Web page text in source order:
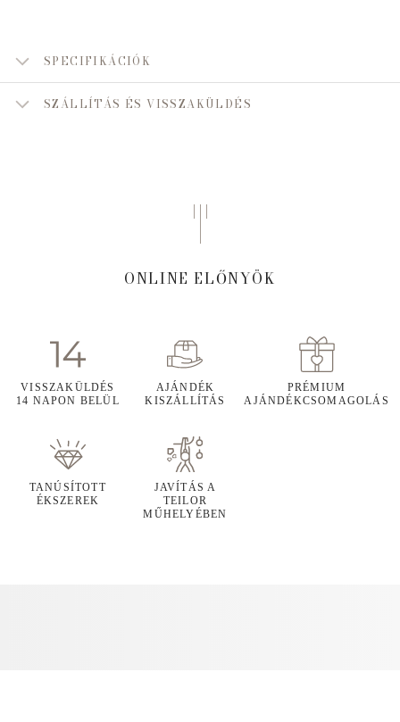
SPECIFIKÁCIÓK
SZÁLLÍTÁS ÉS VISSZAKÜLDÉS
ONLINE ELŐNYÖK
VISSZAKÜLDÉS
14 NAPON BELÜL
AJÁNDÉK
KISZÁLLÍTÁS
PRÉMIUM
AJÁNDÉKCSOMAGOLÁS
TANÚSÍTOTT
ÉKSZEREK
JAVÍTÁS A
TEILOR
MŰHELYÉBEN